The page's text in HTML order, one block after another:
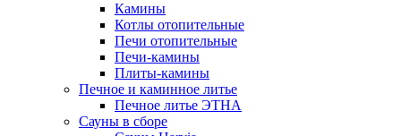
Камины
Котлы отопительные
Печи отопительные
Печи-камины
Плиты-камины
Печное и каминное литье
Печное литье ЭТНА
Сауны в сборе